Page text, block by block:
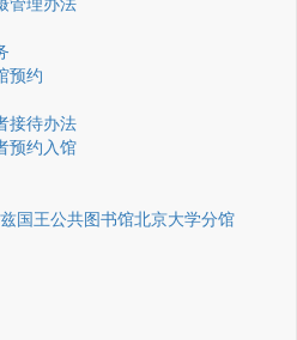
预约
接待办法
预约入馆
国王公共图书馆北京大学分馆